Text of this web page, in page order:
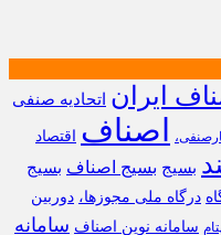
ایران اتحادیه صنفی
اصناف
اقتصاد
بسیج بسیج اصناف بسیج
درگاه ملی مجوزها، دوربین
سامانه نوین اصناف سامانه